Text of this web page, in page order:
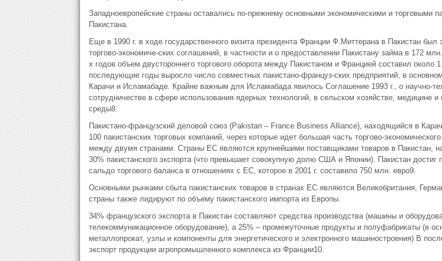
Западноевропейские страны оставались по-прежнему основными экономическими и торговыми
Пакистана.
Еще в 1990 г. в ходе государственного визита президента Франции Ф.Миттерана в Пакистан был
торгово-экономиче-ских соглашений, в частности и о предоставлении Пакистану займа в 172
х годов объем двустороннего торгового оборота между Пакистаном и Францией составил около
последующие годы выросло число совместных пакистано-француз-ских предприятий, в
Карачи и Исламабаде. Крайне важным для Исламабада явилось Соглашение 1993 г., о научно-
сотрудничестве в сфере использования ядерных технологий, в сельском хозяйстве, медицине
среды8.
Пакистано-французский деловой союз (Pakistan – France Business Alliance), находящийся в
100 пакистанских торговых компаний, через которые идет большая часть торгово-
между двумя странами. Страны ЕС являются крупнейшими поставщиками товаров в Пакистан,
30% пакистанского экспорта (что превышает совокупную долю США и Японии). Пакистан достиг
сальдо торгового баланса в отношениях с ЕС, которое в 2001 г. составило 750 млн. евро9.
Основными рынками сбыта пакистанских товаров в странах ЕС являются Великобритания,
страны также лидируют по объему пакистанского импорта из Европы.
34% французского экспорта в Пакистан составляют средства производства (машины и
телекоммуникационное оборудование), а 25% – промежуточные продукты и полуфабрикаты (в
металлопрокат, узлы и компоненты для энергетического и электронного машиностроения) В
экспорт продукции агропромышленного комплекса из Франции10.